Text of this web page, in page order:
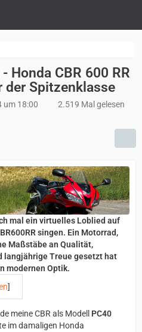
Honda CBR 600 RR
der Spitzenklasse
um 18:00
2.519 Mal gelesen
mal ein virtuelles Loblied auf
singen. Ein Motorrad,
Maßstäbe an Qualität,
langjährige Treue gesetzt hat
modernen Optik.
]
meine CBR als Modell PC40
im damaligen Honda